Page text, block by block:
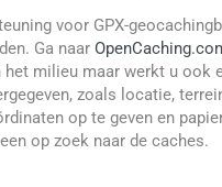
voor GPX-
Ga naar
milieu maar werkt u ook
zoals locatie,
op te geven en
op zoek naar de caches.